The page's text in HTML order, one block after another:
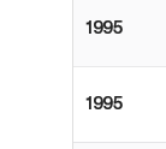
1995
1995